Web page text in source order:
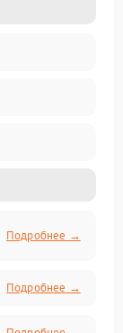
Подробнее →
Подробнее →